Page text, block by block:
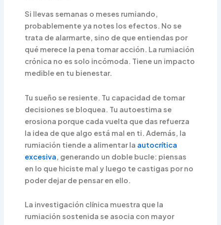
Si llevas semanas o meses rumiando,
probablemente ya notes los efectos. No se
trata de alarmarte, sino de que entiendas por
qué merece la pena tomar acción. La rumiación
crónica no es solo incómoda. Tiene un impacto
medible en tu bienestar.
Tu sueño se resiente. Tu capacidad de tomar
decisiones se bloquea. Tu autoestima se
erosiona porque cada vuelta que das refuerza
la idea de que algo está mal en ti. Además, la
rumiación tiende a alimentar la autocrítica
excesiva, generando un doble bucle: piensas
en lo que hiciste mal y luego te castigas por no
poder dejar de pensar en ello.
La investigación clínica muestra que la
rumiación sostenida se asocia con mayor